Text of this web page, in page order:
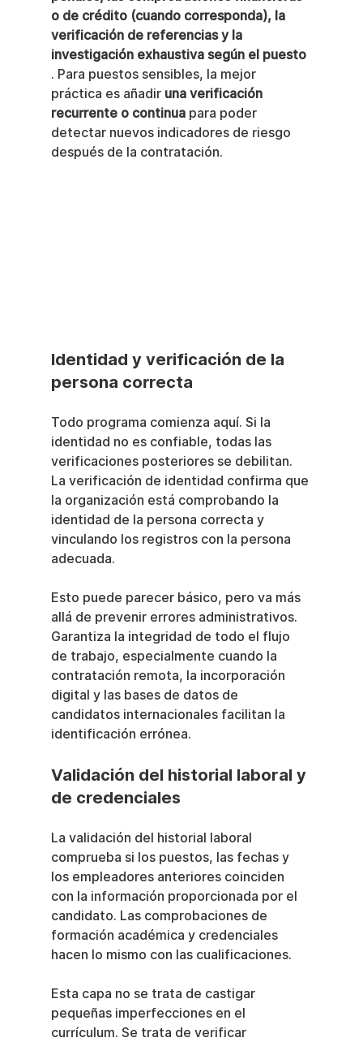
o de crédito (cuando corresponda), la
verificación de referencias y la
investigación exhaustiva según el puesto
. Para puestos sensibles, la mejor
práctica es añadir una verificación
recurrente o continua para poder
detectar nuevos indicadores de riesgo
después de la contratación.
Identidad y verificación de la
persona correcta
Todo programa comienza aquí. Si la
identidad no es confiable, todas las
verificaciones posteriores se debilitan.
La verificación de identidad confirma que
la organización está comprobando la
identidad de la persona correcta y
vinculando los registros con la persona
adecuada.
Esto puede parecer básico, pero va más
allá de prevenir errores administrativos.
Garantiza la integridad de todo el flujo
de trabajo, especialmente cuando la
contratación remota, la incorporación
digital y las bases de datos de
candidatos internacionales facilitan la
identificación errónea.
Validación del historial laboral y
de credenciales
La validación del historial laboral
comprueba si los puestos, las fechas y
los empleadores anteriores coinciden
con la información proporcionada por el
candidato. Las comprobaciones de
formación académica y credenciales
hacen lo mismo con las cualificaciones.
Esta capa no se trata de castigar
pequeñas imperfecciones en el
currículum. Se trata de verificar